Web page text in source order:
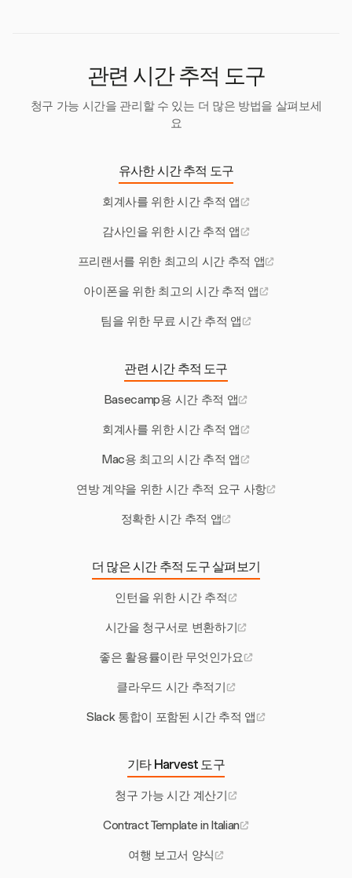
관련 시간 추적 도구
청구 가능 시간을 관리할 수 있는 더 많은 방법을 살펴보세
요
유사한 시간 추적 도구
회계사를 위한 시간 추적 앱
감사인을 위한 시간 추적 앱
프리랜서를 위한 최고의 시간 추적 앱
아이폰을 위한 최고의 시간 추적 앱
팀을 위한 무료 시간 추적 앱
관련 시간 추적 도구
Basecamp용 시간 추적 앱
회계사를 위한 시간 추적 앱
Mac용 최고의 시간 추적 앱
연방 계약을 위한 시간 추적 요구 사항
정확한 시간 추적 앱
더 많은 시간 추적 도구 살펴보기
인턴을 위한 시간 추적
시간을 청구서로 변환하기
좋은 활용률이란 무엇인가요
클라우드 시간 추적기
Slack 통합이 포함된 시간 추적 앱
기타 Harvest 도구
청구 가능 시간 계산기
Contract Template in Italian
여행 보고서 양식